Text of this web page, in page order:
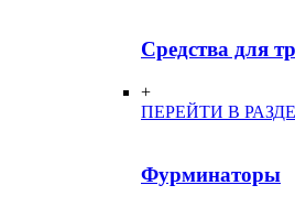
Средства для
+
ПЕРЕЙТИ В
Фурминаторы